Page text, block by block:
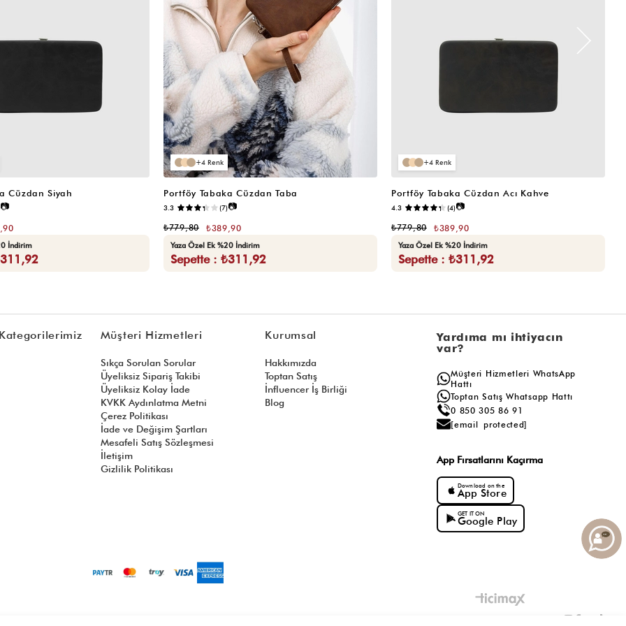
Cüzdan Siyah
📷
İndirim
4
Portföy Tabaka Cüzdan Taba
3.3 (7)📷
₺389,90
₺779,80
Yaza Özel Ek %20 İndirim
Sepette : ₺311,92
4
Portföy Tabaka Cüzdan Acı Kahve
4.3 (4)📷
₺389,90
₺779,80
Yaza Özel Ek %20 İndirim
Sepette : ₺311,92
Müşteri Hizmetleri
Sıkça Sorulan Sorular
Üyeliksiz Sipariş Takibi
Üyeliksiz Kolay İade
KVKK Aydınlatma Metni
Çerez Politikası
İade ve Değişim Şartları
Mesafeli Satış Sözleşmesi
İletişim
Gizlilik Politikası
Kurumsal
Hakkımızda
Toptan Satış
İnfluencer İş Birliği
Blog
Yardıma mı ihtiyacın
var?
Müşteri Hizmetleri WhatsApp
Hattı
Toptan Satış Whatsapp Hattı
0 850 305 86 91
[email protected]
App Fırsatlarını Kaçırma
Download on the
App Store
GET IT ON
Google Play